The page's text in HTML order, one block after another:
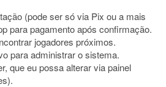
(pode ser só via Pix ou a mais
para pagamento após confirmação.
jogadores próximos.
para administrar o sistema.
que eu possa alterar via painel